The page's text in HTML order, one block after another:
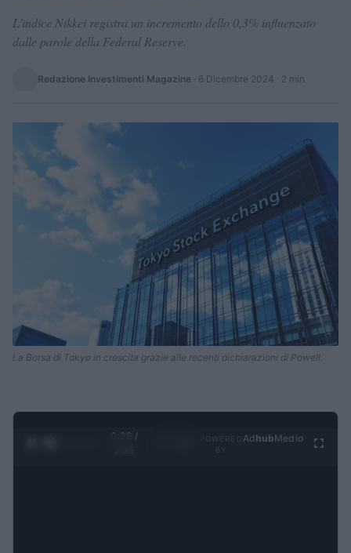
L'indice Nikkei registra un incremento dello 0,3% influenzato
dalle parole della Federal Reserve.
Redazione Investimenti Magazine · 6 Dicembre 2024 · 2 min
La Borsa di Tokyo in crescita grazie alle recenti dichiarazioni di Powell.
0:28 /
Ad hubMedia